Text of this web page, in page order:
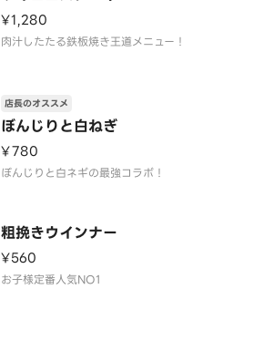
¥1,280
肉汁したたる鉄板焼き王道メニュー！
ぼんじりと白ねぎ
店長のオススメ
¥780
ぼんじりと白ネギの最強コラボ！
粗挽きウインナー
¥560
お子様定番人気NO1